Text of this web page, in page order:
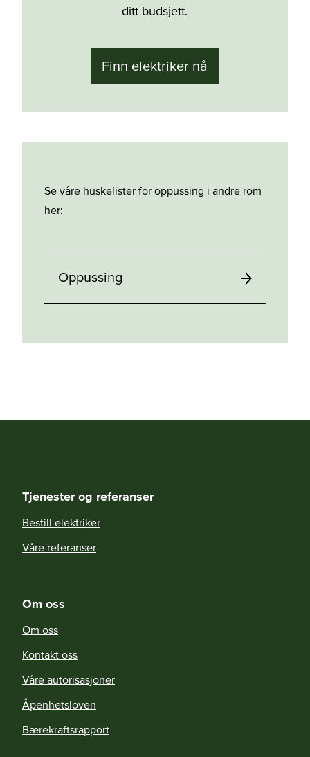
ditt budsjett.
Finn elektriker nå
Se våre huskelister for oppussing i andre rom
her:
Oppussing
Tjenester og referanser
Bestill elektriker
Våre referanser
Om oss
Om oss
Kontakt oss
Våre autorisasjoner
Åpenhetsloven
Bærekraftsrapport